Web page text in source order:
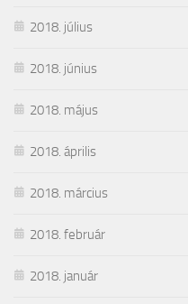
2018. július
2018. június
2018. május
2018. április
2018. március
2018. február
2018. január